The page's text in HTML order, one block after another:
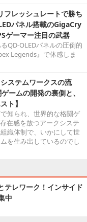
レッシュレートで勝ち
パネル搭載のGigaCry
ゲーマー注目の武器
QD-OLEDパネルの圧倒的
Legends』で体感しま
ステムワークスの流
ームの開発の裏側と、
ト】
知られ、世界的な格闘ゲ
在感を放つアークシステ
織体制で、いかにして世
を生み出しているのでし
テレワーク！インサイド
中